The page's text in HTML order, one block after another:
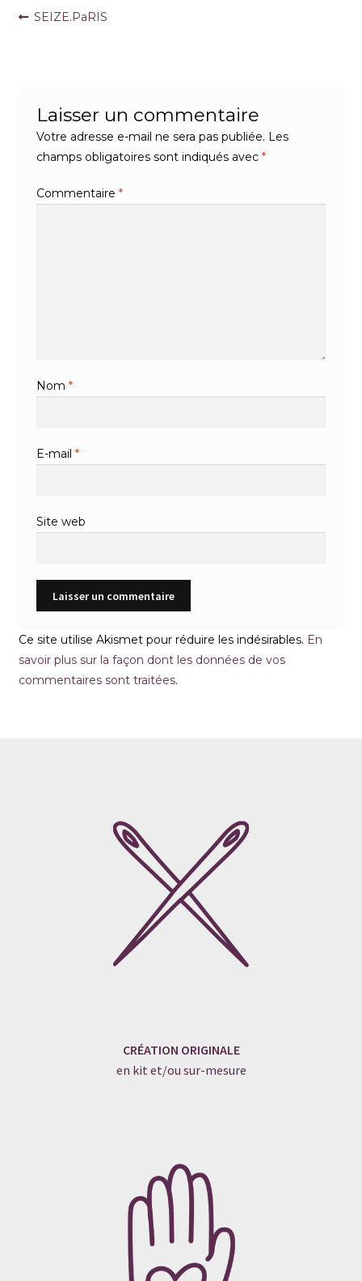
Navigation
Article
SEIZE.PaRIS
Laisser un commentaire
Votre adresse e-mail ne sera pas publiée. Les
champs obligatoires sont indiqués avec*
Commentaire*
Nom*
E-mail*
Site web
Ce site utilise Akismet pour réduire les indésirables. En
savoir plus sur la façon dont les données de vos
commentaires sont traitées.
CRÉATION ORIGINALE
en kit et/ou sur-mesure